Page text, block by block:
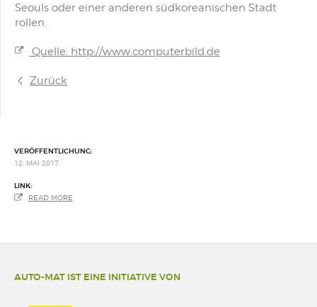
Seouls oder einer anderen südkoreanischen Stadt
rollen.
Quelle: http://www.computerbild.de
Zurück
VERÖFFENTLICHUNG:
12. MAI 2017
LINK:
READ MORE
AUTO-MAT IST EINE INITIATIVE VON